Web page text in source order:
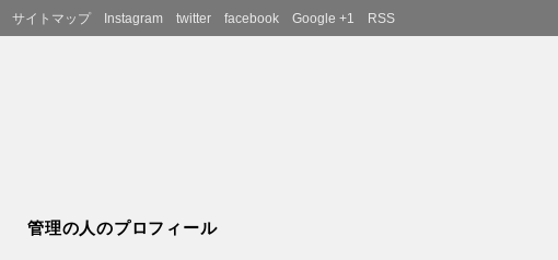
サイトマップ Instagram twitter facebook Google +1 RSS
管理の人のプロフィール